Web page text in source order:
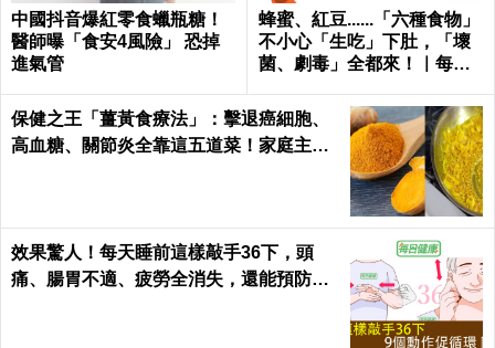
中國抖音爆紅零食蠟瓶糖！
醫師曝「食安4風險」 恐掉
進氣管
蜂蜜、紅豆......「六種食物」
不小心「生吃」下肚，「壞
菌、劇毒」全都來！｜每日
保健之王「薑黃食療法」：擊退癌細胞、
高血糖、關節炎全靠這五道菜！家庭主婦
效果驚人！每天睡前這樣敲手36下，頭
痛、腸胃不適、疲勞全消失，還能預防腦